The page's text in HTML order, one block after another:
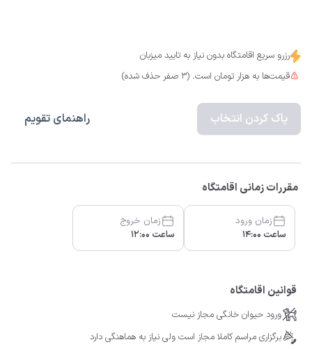
رزرو سریع اقامتگاه بدون نیاز به تایید میزبان
قیمت‌ها به هزار تومان است. (3 صفر حذف شده)
پاک کردن انتخاب راهنمای تقویم
مقررات زمانی اقامتگاه
زمان ورود
ساعت 14:00
زمان خروج
ساعت 12:00
قوانین اقامتگاه
ورود حیوان خانگی مجاز نیست
برگزاری مراسم کاملا مجاز است ولی نیاز به هماهنگی دارد